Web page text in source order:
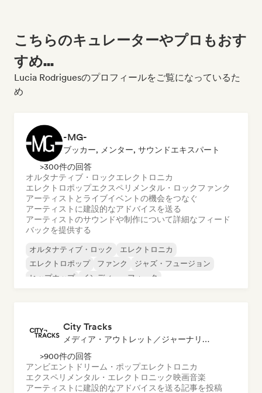
こちらのキュレーターやプロもおす
すめ...
Lucia Rodriguesのプロフィールをご覧になっているた
め
-MG-
ブッカー, メンター, サウンドエキスパート
>300件の回答
オルタナティブ・ロックエレクトロニカ
エレクトロポップエクスペリメンタル・ロックファンク
アーティストとライブイベントの機会をつなぐ
アーティストに建設的なアドバイスを送る
アーティストのサウンドや制作について詳細なフィード
バックを提供する
オルタナティブ・ロック
エレクトロニカ
エレクトロポップ
ファンク
ジャズ・フュージョン
ヒップホップ
インディー・フォーク
City Tracks
メディア・アウトレット／ジャーナリスト, メンター
>900件の回答
アンビエント ドリーム・ポップエレクトロニカ
エクスペリメンタル・エレクトロニック映画音楽
アーティストに建設的なアドバイスを送る記事を投稿